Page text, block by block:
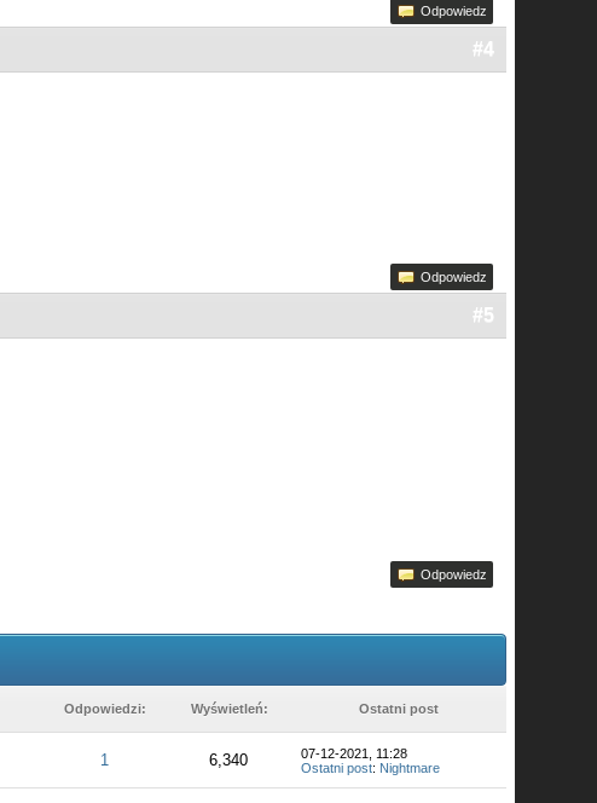
Odpowiedz
#4
Odpowiedz
#5
Odpowiedz
Odpowiedzi: Wyświetleń: Ostatni post
1 6,340
07-12-2021, 11:28
Ostatni post: Nightmare